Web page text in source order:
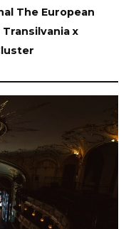
The European
x